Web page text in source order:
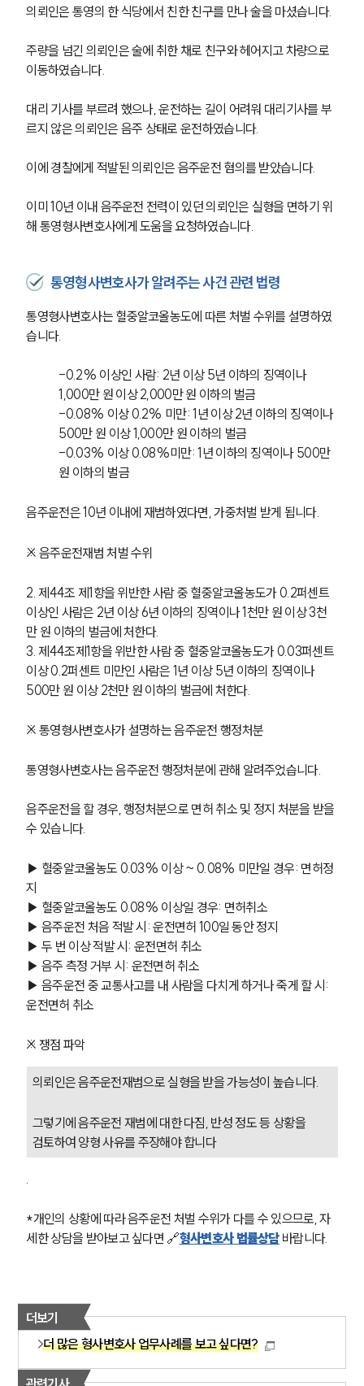
의뢰인은 통영의 한 식당에서 친한 친구를 만나 술을 마셨습니다.
주량을 넘긴 의뢰인은 술에 취한 채로 친구와 헤어지고 차량으로
이동하였습니다.
대리 기사를 부르려 했으나, 운전하는 길이 어려워 대리기사를 부
르지 않은 의뢰인은 음주 상태로 운전하였습니다.
이에 경찰에게 적발된 의뢰인은 음주운전 혐의를 받았습니다.
이미 10년 이내 음주운전 전력이 있던 의뢰인은 실형을 면하기 위
해 통영형사변호사에게 도움을 요청하였습니다.
통영형사변호사가 알려주는 사건 관련 법령
통영형사변호사는 혈중알코올농도에 따른 처벌 수위를 설명하였
습니다.
-0.2% 이상인 사람: 2년 이상 5년 이하의 징역이나
1,000만 원 이상 2,000만 원 이하의 벌금
-0.08% 이상 0.2% 미만: 1년 이상 2년 이하의 징역이나
500만 원 이상 1,000만 원 이하의 벌금
-0.03% 이상 0.08%미만: 1년 이하의 징역이나 500만
원 이하의 벌금
음주운전은 10년 이내에 재범하였다면, 가중처벌 받게 됩니다.
※ 음주운전재범 처벌 수위
2. 제44조 제1항을 위반한 사람 중 혈중알코올농도가 0.2퍼센트
이상인 사람은 2년 이상 6년 이하의 징역이나 1천만 원 이상 3천
만 원 이하의 벌금에 처한다.
3. 제44조제1항을 위반한 사람 중 혈중알코올농도가 0.03퍼센트
이상 0.2퍼센트 미만인 사람은 1년 이상 5년 이하의 징역이나
500만 원 이상 2천만 원 이하의 벌금에 처한다.
※ 통영형사변호사가 설명하는 음주운전 행정처분
통영형사변호사는 음주운전 행정처분에 관해 알려주었습니다.
음주운전을 할 경우, 행정처분으로 면허 취소 및 정지 처분을 받을
수 있습니다.
▶ 혈중알코올농도 0.03% 이상 ~ 0.08% 미만일 경우: 면허정
지
▶ 혈중알코올농도 0.08% 이상일 경우: 면허취소
▶ 음주운전 처음 적발 시: 운전면허 100일 동안 정지
▶ 두 번 이상 적발 시: 운전면허 취소
▶ 음주 측정 거부 시: 운전면허 취소
▶ 음주운전 중 교통사고를 내 사람을 다치게 하거나 죽게 할 시:
운전면허 취소
※ 쟁점 파악
의뢰인은 음주운전재범으로 실형을 받을 가능성이 높습니다.
그렇기에 음주운전 재범에 대한 다짐, 반성 정도 등 상황을
검토하여 양형 사유를 주장해야 합니다
.
*개인의 상황에 따라 음주운전 처벌 수위가 다를 수 있으므로, 자
세한 상담을 받아보고 싶다면 🔗형사변호사 법률상담 바랍니다.
더보기
더 많은 형사변호사 업무사례를 보고 싶다면?